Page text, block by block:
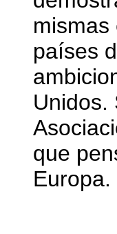
países
Unidos.
que
Europa.